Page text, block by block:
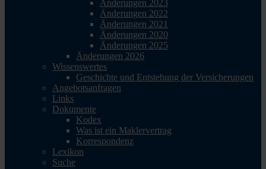
Änderungen 2023
Änderungen 2022
Änderungen 2021
Änderungen 2020
Änderungen 2025
Änderungen 2026
Wissenswertes
Geschichte und Entstehung der Versicherungen
Angebotsanfragen
Links
Dokumente
Kodex
Was ist ein Maklervertrag
Korrespondenz
Lexikon
Suche